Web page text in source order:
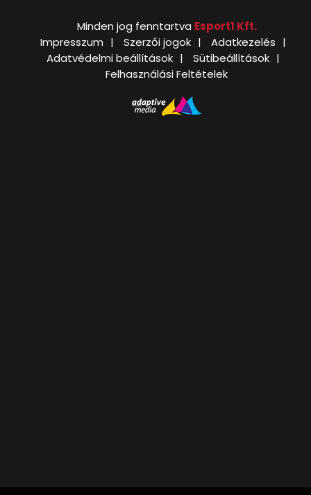
Minden jog fenntartva Esport1 Kft.
Impresszum
Szerzői jogok
Adatkezelés
Adatvédelmi beállítások
Sütibeállítások
Felhasználási Feltételek